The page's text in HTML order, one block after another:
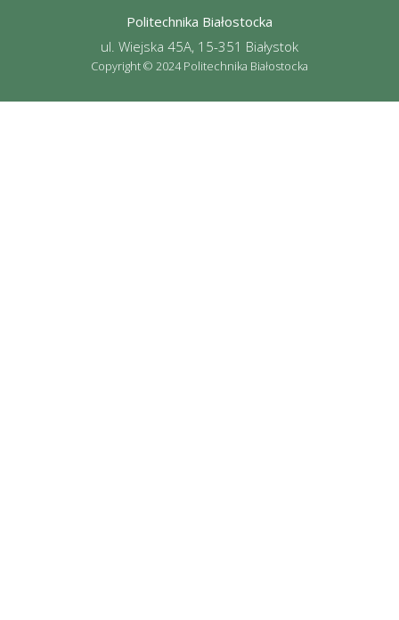
Politechnika Białostocka
ul. Wiejska 45A, 15-351 Białystok
Copyright © 2024 Politechnika Białostocka